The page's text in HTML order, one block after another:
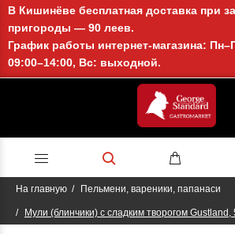
В Кишинёве бесплатная доставка при
пригороды — 90 леев.
График работы интернет-магазина:
09:00–14:00, Вс: выходной.
На главную Пельмени, вареники, папанаси
Мули (блинчики) с сладким творогом Gustland,